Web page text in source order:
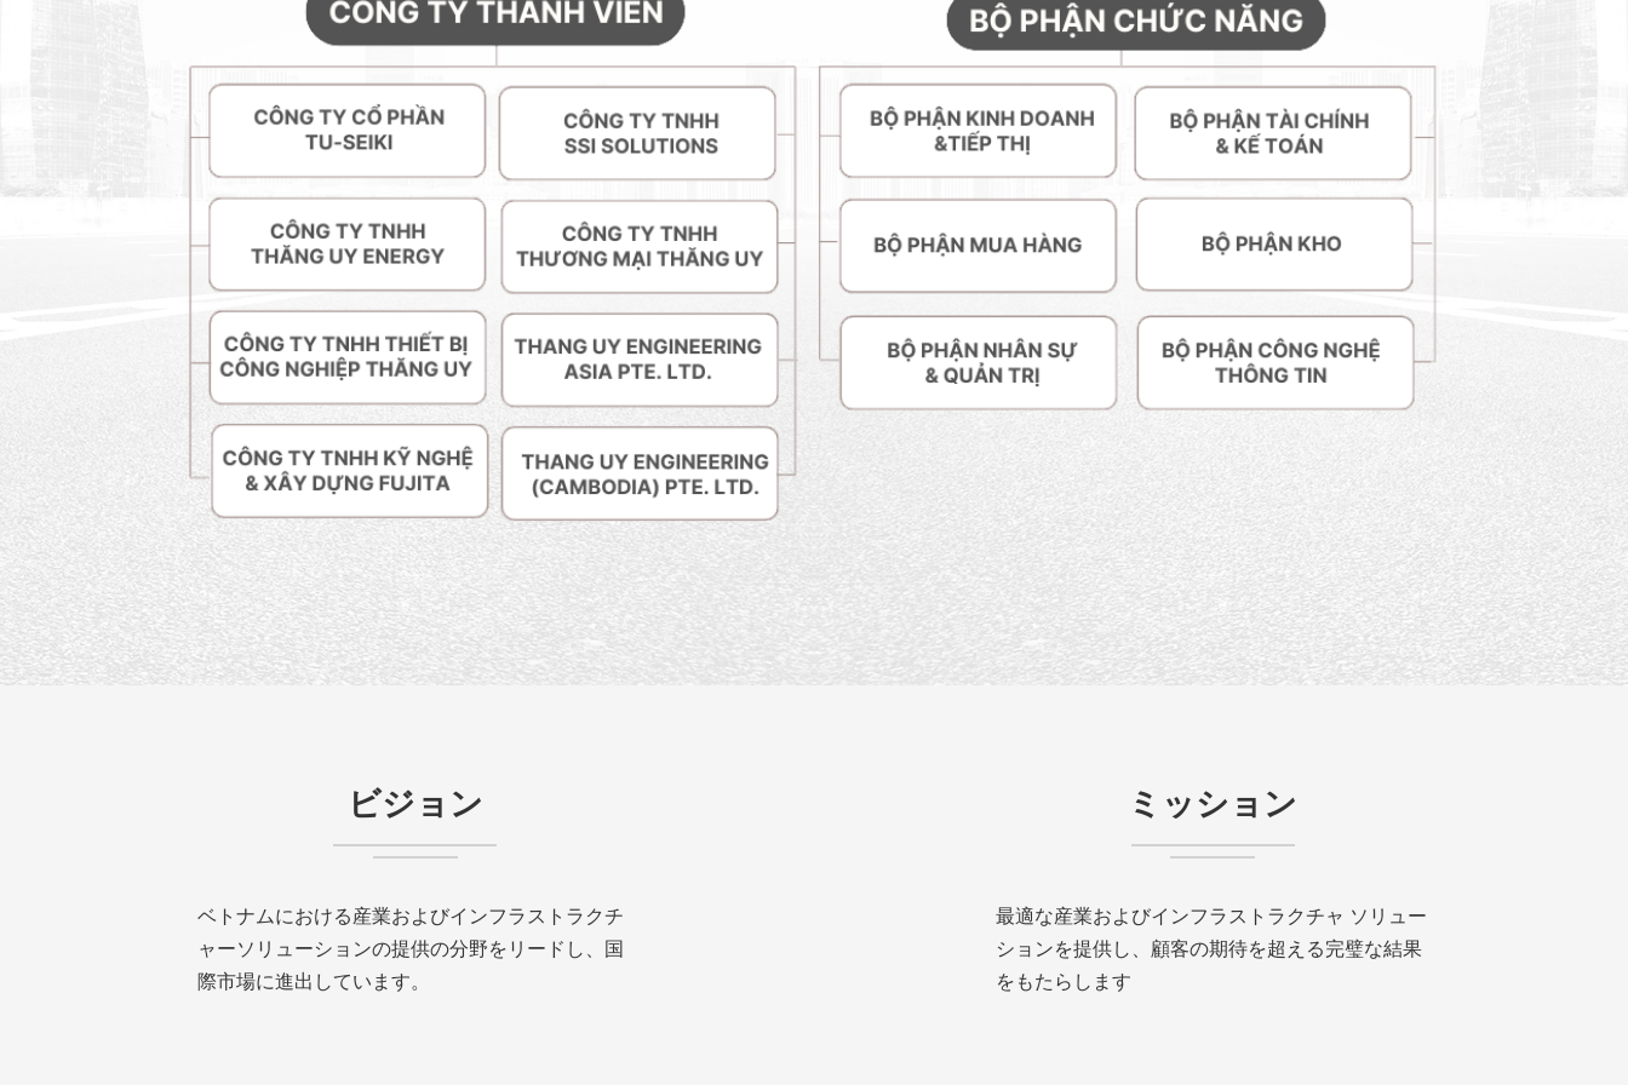
ビジョン
ベトナムにおける産業およびインフラストラクチ
ャーソリューションの提供の分野をリードし、国
際市場に進出しています。
ミッション
最適な産業およびインフラストラクチャ ソリュー
ションを提供し、顧客の期待を超える完璧な結果
をもたらします